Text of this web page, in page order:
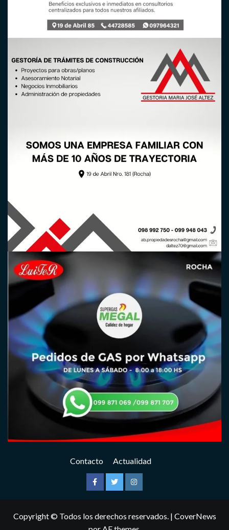
Contacto Actualidad
FacebookTwitterInstagram
Copyright © Todos los derechos reservados. | CoverNews